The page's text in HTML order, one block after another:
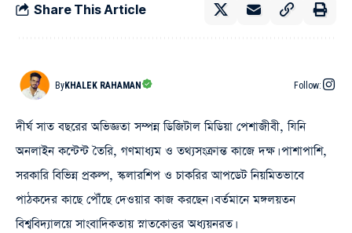
Share This Article
ByKHALEK RAHAMAN Follow:
দীর্ঘ সাত বছরের অভিজ্ঞতা সম্পন্ন ডিজিটাল মিডিয়া পেশাজীবী, যিনি
অনলাইন কন্টেন্ট তৈরি, গণমাধ্যম ও তথ্যসংক্রান্ত কাজে দক্ষ। পাশাপাশি,
সরকারি বিভিন্ন প্রকল্প, স্কলারশিপ ও চাকরির আপডেট নিয়মিতভাবে
পাঠকদের কাছে পৌঁছে দেওয়ার কাজ করছেন। বর্তমানে মঙ্গলয়তন
বিশ্ববিদ্যালয়ে সাংবাদিকতায় স্নাতকোত্তর অধ্যয়নরত।